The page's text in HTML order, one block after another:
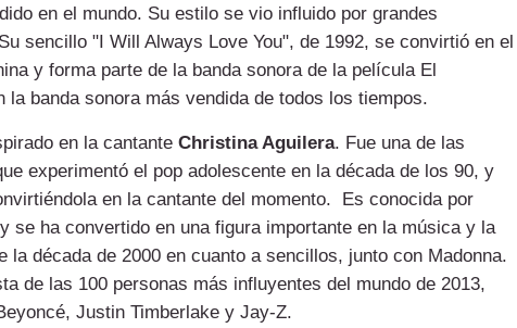
en el mundo. Su estilo se vio influido por grandes
sencillo "I Will Always Love You", de 1992, se convirtió en el
y forma parte de la banda sonora de la película El
banda sonora más vendida de todos los tiempos.
en la cantante Christina Aguilera. Fue una de las
experimentó el pop adolescente en la década de los 90, y
en la cantante del momento. Es conocida por
se ha convertido en una figura importante en la música y la
la década de 2000 en cuanto a sencillos, junto con Madonna.
de las 100 personas más influyentes del mundo de 2013,
Justin Timberlake y Jay-Z.